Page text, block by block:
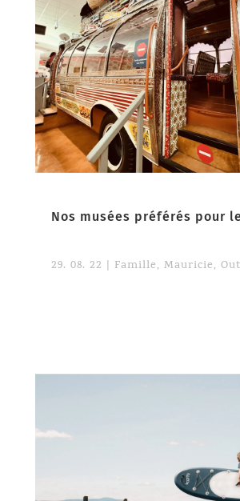
Nos musées préférés pour
29. 08. 22 Famille, Mauricie,